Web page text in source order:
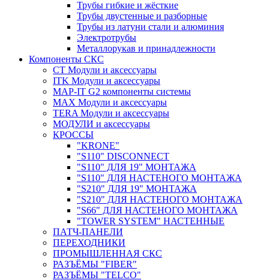
Трубы гибкие и жёсткие
Трубы двустенные и разборные
Трубы из латуни стали и алюминия
Электротрубы
Металлорукав и принадлежности
Компоненты СКС
CT Модули и аксессуары
ITK Модули и аксессуары
MAP-IT G2 компоненты системы
MAX Модули и аксессуары
TERA Модули и аксессуары
МОДУЛИ и аксессуары
КРОССЫ
"KRONE"
"S110" DISCONNECT
"S110" ДЛЯ 19" МОНТАЖА
"S110" ДЛЯ НАСТЕНОГО МОНТАЖА
"S210" ДЛЯ 19" МОНТАЖА
"S210" ДЛЯ НАСТЕНОГО МОНТАЖА
"S66" ДЛЯ НАСТЕНОГО МОНТАЖА
"TOWER SYSTEM" НАСТЕННЫЕ
ПАТЧ-ПАНЕЛИ
ПЕРЕХОДНИКИ
ПРОМЫШЛЕННАЯ СКС
РАЗЪЁМЫ "FIBER"
РАЗЪЁМЫ "TELCO"